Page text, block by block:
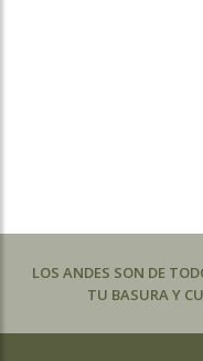
LOS ANDES SON DE
TU BASURA Y